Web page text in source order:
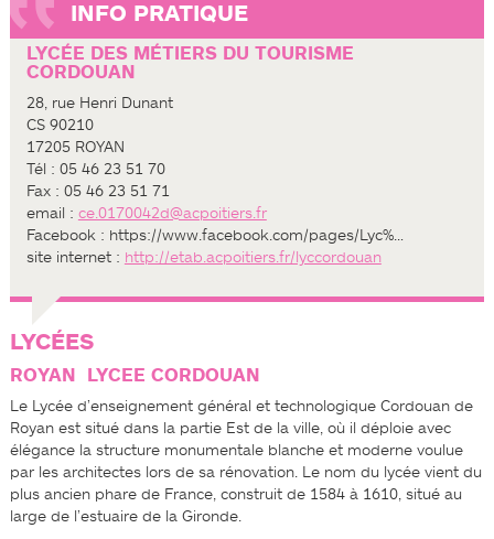
INFO PRATIQUE
LYCÉE DES MÉTIERS DU TOURISME
CORDOUAN
28, rue Henri Dunant
CS 90210
17205 ROYAN
Tél : 05 46 23 51 70
Fax : 05 46 23 51 71
e­mail : ce.0170042d@ac­poitiers.fr
Facebook : https://www.facebook.com/pages/Lyc%…
site internet : http://etab.ac­poitiers.fr/lyc­cordouan
LYCÉES
ROYAN ­ LYCEE CORDOUAN
Le Lycée d’enseignement général et technologique Cordouan de
Royan est situé dans la partie Est de la ville, où il déploie avec
élégance la structure monumentale blanche et moderne voulue
par les architectes lors de sa rénovation. Le nom du lycée vient du
plus ancien phare de France, construit de 1584 à 1610, situé au
large de l’estuaire de la Gironde.